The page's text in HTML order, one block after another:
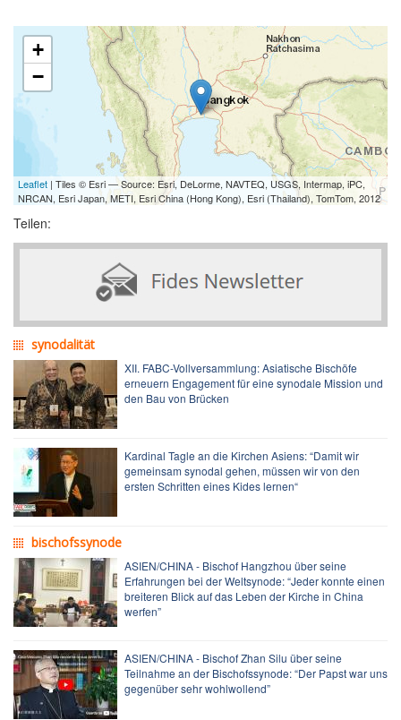
+
−
Leaflet | Tiles © Esri — Source: Esri, DeLorme, NAVTEQ, USGS, Intermap, iPC,
NRCAN, Esri Japan, METI, Esri China (Hong Kong), Esri (Thailand), TomTom, 2012
Teilen:
synodalität
XII. FABC-Vollversammlung: Asiatische Bischöfe
erneuern Engagement für eine synodale Mission und
den Bau von Brücken
Kardinal Tagle an die Kirchen Asiens: “Damit wir
gemeinsam synodal gehen, müssen wir von den
ersten Schritten eines Kides lernen“
bischofssynode
ASIEN/CHINA - Bischof Hangzhou über seine
Erfahrungen bei der Weltsynode: “Jeder konnte einen
breiteren Blick auf das Leben der Kirche in China
werfen”
ASIEN/CHINA - Bischof Zhan Silu über seine
Teilnahme an der Bischofssynode: “Der Papst war uns
gegenüber sehr wohlwollend”